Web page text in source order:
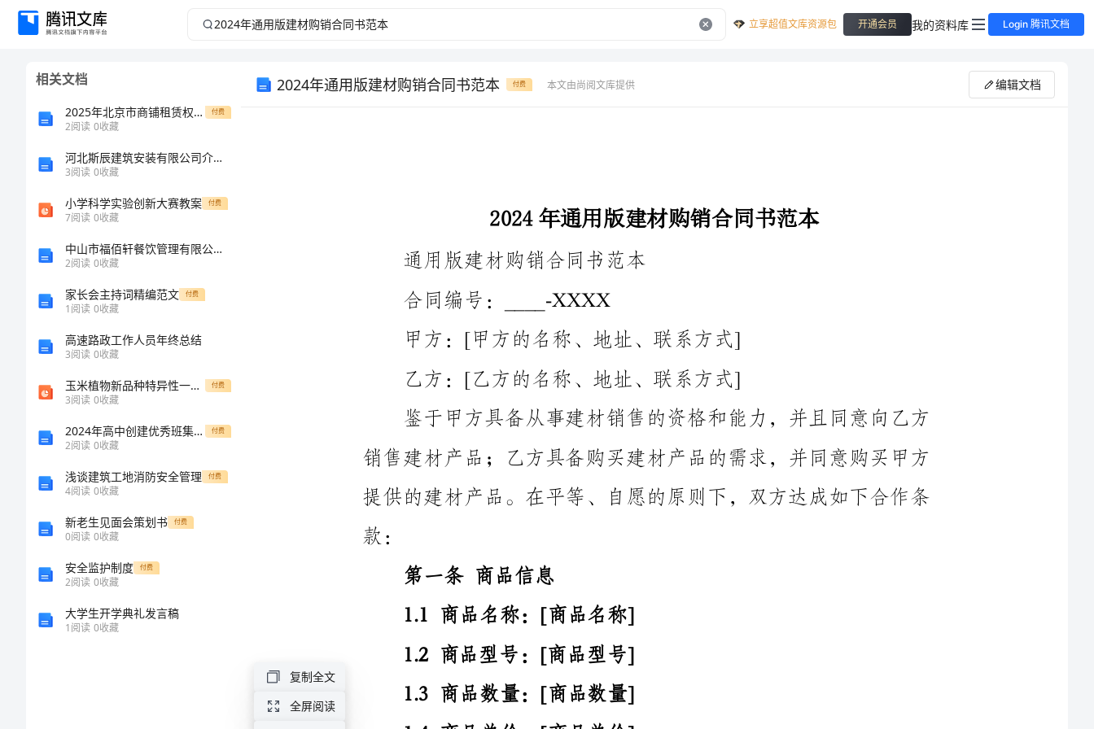
2024
2024
立享超值文库资源包 开通会员 我的资料库 Login 腾讯文档
相关文档
2025年北京市商铺租赁权益转让合同归纳 付费
2阅读 0收藏
河北斯辰建筑安装有限公司介绍企业发展分析报告
3阅读 0收藏
小学科学实验创新大赛教案 付费
7阅读 0收藏
中山市福佰轩餐饮管理有限公司介绍企业发展分析报告
2阅读 0收藏
家长会主持词精编范文 付费
1阅读 0收藏
高速路政工作人员年终总结
3阅读 0收藏
玉米植物新品种特异性一致性和稳定性测试及评价标准 付费
3阅读 0收藏
2024年高中创建优秀班集体实施方案 付费
2阅读 0收藏
浅谈建筑工地消防安全管理 付费
4阅读 0收藏
新老生见面会策划书 付费
0阅读 0收藏
安全监护制度 付费
2阅读 0收藏
大学生开学典礼发言稿
1阅读 0收藏
2024年通用版建材购销合同书范本 付费 本文由尚阅文库提供 编辑文档
容]
通用版建材购销合同书范本
甲方：[甲方的名称、地址、联系方式]
乙方：[乙方的名称、地址、联系方式]
鉴于甲方具备从事建材销售的资格和能力，并且同意向乙方
销售建材产品；乙方具备购买建材产品的需求，并同意购买甲方
第一条商品信息
1.4商品单价：[商品单价]
1.5商品总价：[商品数量×商品单价]
复制全文
全屏阅读